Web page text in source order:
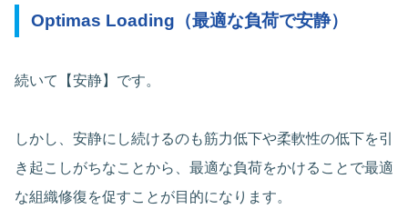
Optimas Loading（最適な負荷で安静）
続いて【安静】です。
しかし、安静にし続けるのも筋力低下や柔軟性の低下を引
き起こしがちなことから、最適な負荷をかけることで最適
な組織修復を促すことが目的になります。